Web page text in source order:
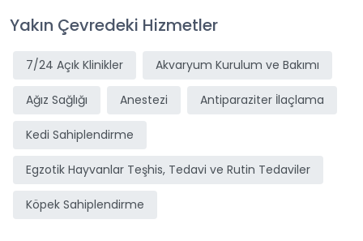
Yakın Çevredeki Hizmetler
7/24 Açık Klinikler Akvaryum Kurulum ve Bakımı
Ağız Sağlığı Anestezi Antiparaziter İlaçlama
Kedi Sahiplendirme
Egzotik Hayvanlar Teşhis, Tedavi ve Rutin Tedaviler
Köpek Sahiplendirme